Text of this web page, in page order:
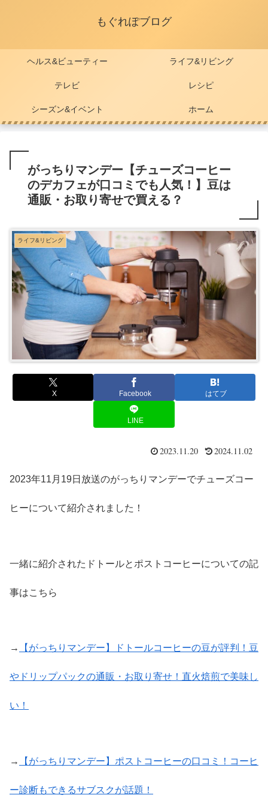
もぐれぽブログ
ヘルス&ビューティー ライフ&リビング
テレビ レシピ
シーズン&イベント ホーム
がっちりマンデー【チューズコーヒー
のデカフェが口コミでも人気！】豆は
通販・お取り寄せで買える？
ライフ&リビング
X Facebook はてブ
LINE
2023.11.20 2024.11.02
2023年11月19日放送のがっちりマンデーでチューズコー
ヒーについて紹介されました！
一緒に紹介されたドトールとポストコーヒーについての記
事はこちら
→ 【がっちりマンデー】ドトールコーヒーの豆が評判！豆
やドリップパックの通販・お取り寄せ！直火焙煎で美味し
い！
→ 【がっちりマンデー】ポストコーヒーの口コミ！コーヒ
ー診断もできるサブスクが話題！